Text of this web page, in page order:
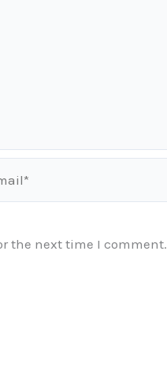
the next time I comment.